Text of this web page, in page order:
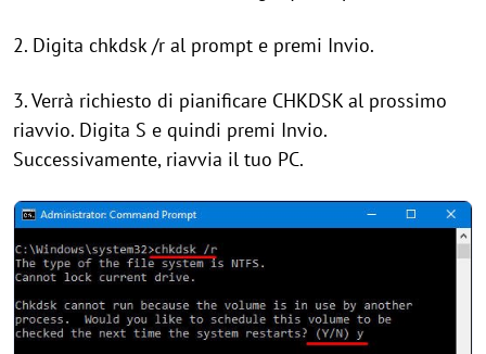
2. Digita chkdsk /r al prompt e premi Invio.
3. Verrà richiesto di pianificare CHKDSK al prossimo
riavvio. Digita S e quindi premi Invio.
Successivamente, riavvia il tuo PC.